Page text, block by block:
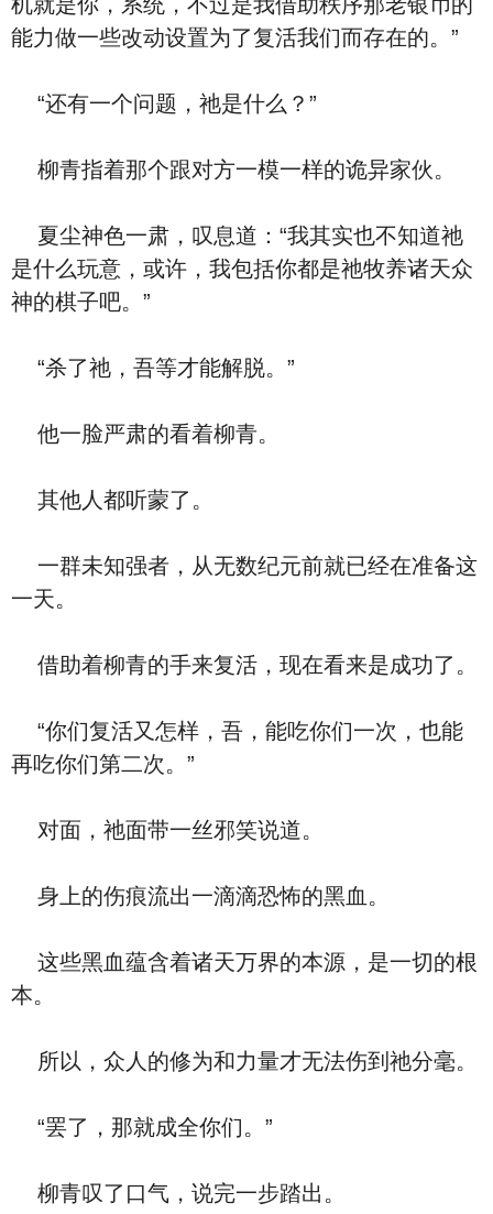
能力做一些改动设置为了复活我们而存在的。”
“还有一个问题，祂是什么？”
柳青指着那个跟对方一模一样的诡异家伙。
夏尘神色一肃，叹息道：“我其实也不知道祂
是什么玩意，或许，我包括你都是祂牧养诸天众
神的棋子吧。”
“杀了祂，吾等才能解脱。”
他一脸严肃的看着柳青。
其他人都听蒙了。
一群未知强者，从无数纪元前就已经在准备这
一天。
借助着柳青的手来复活，现在看来是成功了。
“你们复活又怎样，吾，能吃你们一次，也能
再吃你们第二次。”
对面，祂面带一丝邪笑说道。
身上的伤痕流出一滴滴恐怖的黑血。
这些黑血蕴含着诸天万界的本源，是一切的根
本。
所以，众人的修为和力量才无法伤到祂分毫。
“罢了，那就成全你们。”
柳青叹了口气，说完一步踏出。